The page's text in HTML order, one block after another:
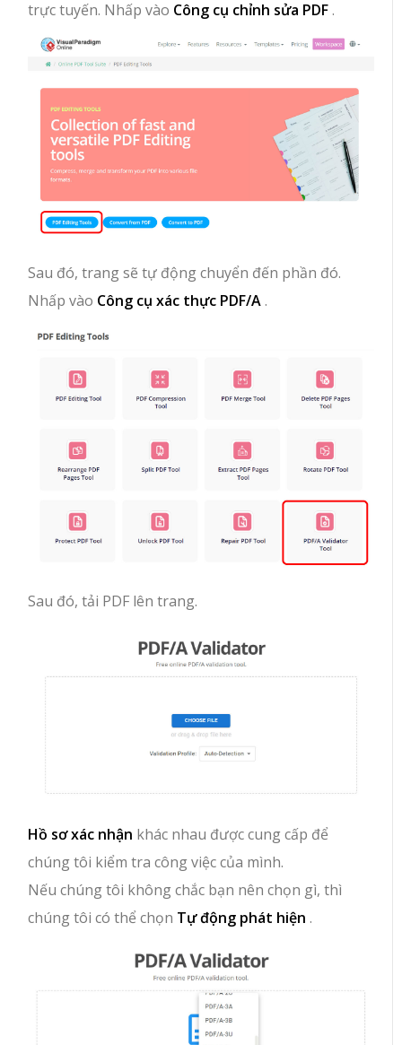
trực tuyến. Nhấp vào Công cụ chỉnh sửa PDF.
Sau đó, trang sẽ tự động chuyển đến phần đó.
Nhấp vào Công cụ xác thực PDF/A.
Sau đó, tải PDF lên trang.
Hồ sơ xác nhận khác nhau được cung cấp để
chúng tôi kiểm tra công việc của mình.
Nếu chúng tôi không chắc bạn nên chọn gì, thì
chúng tôi có thể chọn Tự động phát hiện .